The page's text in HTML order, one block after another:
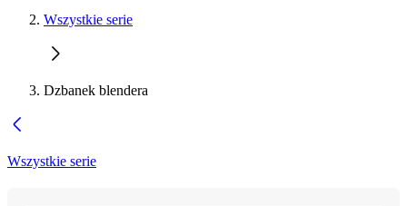
Wszystkie serie
Dzbanek blendera
Wszystkie serie